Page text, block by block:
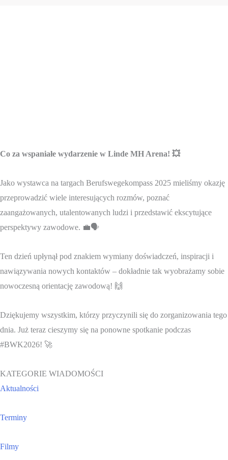
Co za wspaniałe wydarzenie w Linde MH Arena! 💥
Jako wystawca na targach Berufswegekompass 2025 mieliśmy okazję
przeprowadzić wiele interesujących rozmów, poznać
zaangażowanych, utalentowanych ludzi i przedstawić ekscytujące
perspektywy zawodowe. 💼🗣️
Ten dzień upłynął pod znakiem wymiany doświadczeń, inspiracji i
nawiązywania nowych kontaktów – dokładnie tak wyobrażamy sobie
nowoczesną orientację zawodową! 🙌
Dziękujemy wszystkim, którzy przyczynili się do zorganizowania tego
dnia. Już teraz cieszymy się na ponowne spotkanie podczas
#BWK2026! 🚀
KATEGORIE WIADOMOŚCI
Aktualności
Terminy
Filmy